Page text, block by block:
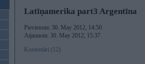
Latīņamerika part3 Argentīna
Pievienota: 30. May 2012, 14:50
Atjaunota: 30. May 2012, 15:37
Komentāri (12)